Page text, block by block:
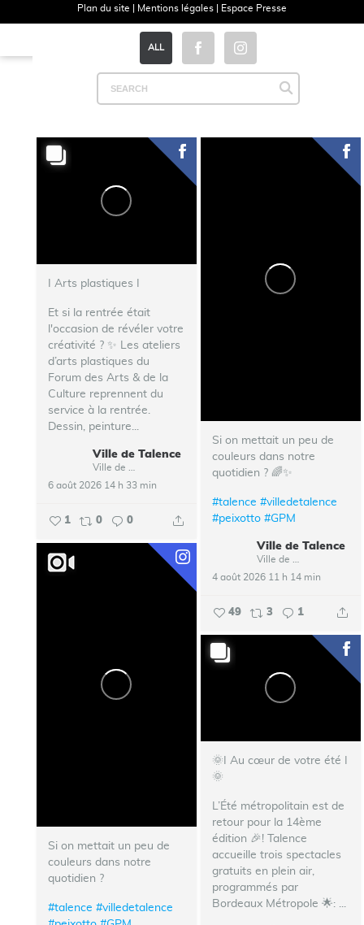
ALL
I Arts plastiques I
Et si la rentrée était
l'occasion de révéler votre
créativité ? ✨ Les ateliers
d’arts plastiques du
Forum des Arts & de la
Culture reprennent du
service à la rentrée.
Dessin, peinture...
Ville de Talence
6 août 2026 14 h 33 min
1 0 0
Si on mettait un peu de
couleurs dans notre
quotidien ? 🌈✨
#talence #villedetalence
#peixotto #GPM
Ville de Talence
4 août 2026 11 h 14 min
49 3 1
Si on mettait un peu de
couleurs dans notre
quotidien ?
#talence #villedetalence
🌞I Au cœur de votre été I
🌞
L’Été métropolitain est de
retour pour la 14ème
édition 🎉! Talence
accueille trois spectacles
gratuits en plein air,
programmés par
Bordeaux Métropole 🌟:
Plan du site Mentions légales| Espace Presse